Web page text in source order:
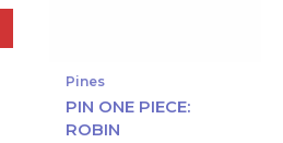
Pines
PIN ONE PIECE:
ROBIN